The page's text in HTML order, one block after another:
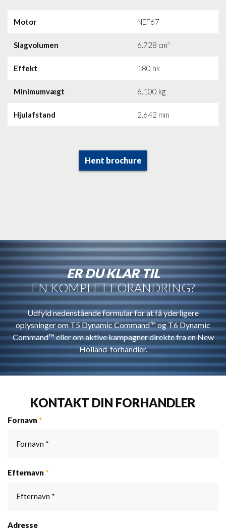
Motor NEF67
Slagvolumen 6.728 cm³
Effekt 180 hk
Minimumvægt 6.100 kg
Hjulafstand 2.642 mm
Hent brochure
ER DU KLAR TIL
EN KOMPLET FORANDRING?
Udfyld nedenstående formular for at få yderligere
oplysninger om T5 Dynamic Command™ og T6 Dynamic
Command™ eller om aktive kampagner direkte fra en New
Holland-forhandler.
KONTAKT DIN FORHANDLER
Fornavn *
Efternavn *
Adresse